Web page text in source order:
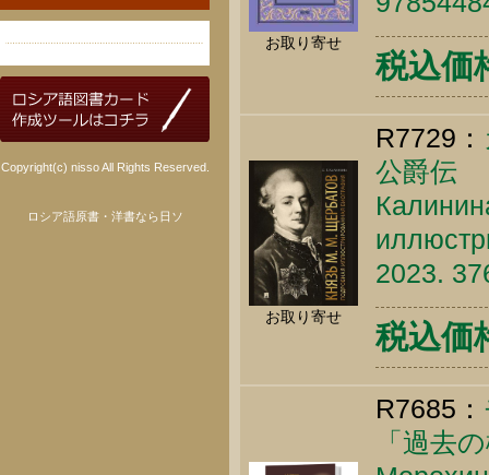
Copyright(c) nisso All Rights Reserved.
ロシア語原書・洋書なら日ソ
お取り寄せ
税込価
お取り寄せ
R7729：
公爵伝
2023.
税込価
R7685：
「過去